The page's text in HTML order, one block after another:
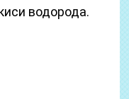
водорода.